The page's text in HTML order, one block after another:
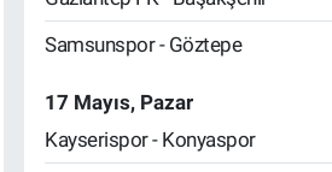
Samsunspor - Göztepe
17 Mayıs, Pazar
Kayserispor - Konyaspor